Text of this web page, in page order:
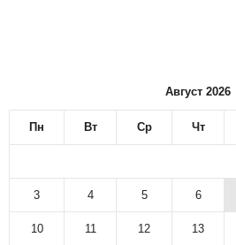
Август 2026
Пн Вт Ср Чт
3 4 5 6
10 11 12 13